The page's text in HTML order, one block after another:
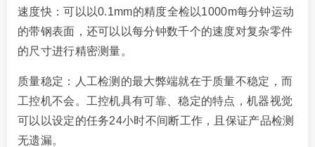
速度快：可以以0.1mm的精度全检以1000m每分钟运动
的带钢表面，还可以以每分钟数千个的速度对复杂零件
的尺寸进行精密测量。
质量稳定：人工检测的最大弊端就在于质量不稳定，而
工控机不会。工控机具有可靠、稳定的特点，机器视觉
可以以设定的任务24小时不间断工作，且保证产品检测
无遗漏。